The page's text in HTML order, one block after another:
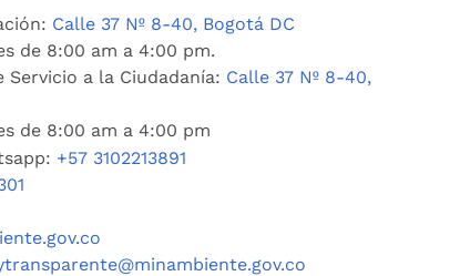
Calle 37 Nº 8-40, Bogotá DC
de 8:00 am a 4:00 pm.
a la Ciudadanía: Calle 37 Nº 8-40,
de 8:00 am a 4:00 pm
+57 3102213891